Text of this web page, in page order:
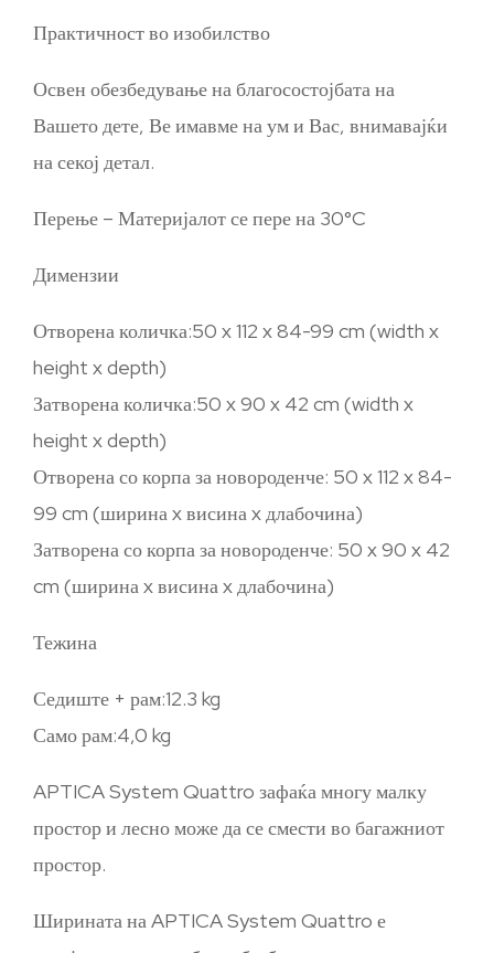
Практичност во изобилство
Освен обезбедување на благосостојбата на
Вашето дете, Ве имавме на ум и Вас, внимавајќи
на секој детал.
Перење – Материјалот се пере на 30°C
Димензии
Отворена количка:50 x 112 x 84-99 cm (width x
height x depth)
Затворена количка:50 x 90 x 42 cm (width x
height x depth)
Отворена со корпа за новороденче: 50 x 112 x 84-
99 cm (ширина x висина x длабочина)
Затворена со корпа за новороденче: 50 x 90 x 42
cm (ширина x висина x длабочина)
Тежина
Седиште + рам:12.3 kg
Само рам:4,0 kg
APTICA System Quattro зафаќа многу малку
простор и лесно може да се смести во багажниот
простор.
Ширината на APTICA System Quattro е